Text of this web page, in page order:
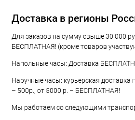
Доставка в регионы
Для заказов на сумму свыше 30 000
БЕСПЛАТНАЯ! (кроме товаров
Напольные часы: Доставка
Наручные часы: курьерская доставка
– 500р., от 5000 р. – БЕСПЛАТНАЯ!
Мы работаем со следующими